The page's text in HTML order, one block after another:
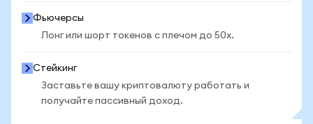
Фьючерсы
Лонг или шорт токенов с плечом до 50x.
Стейкинг
Заставьте вашу криптовалюту работать и
получайте пассивный доход.